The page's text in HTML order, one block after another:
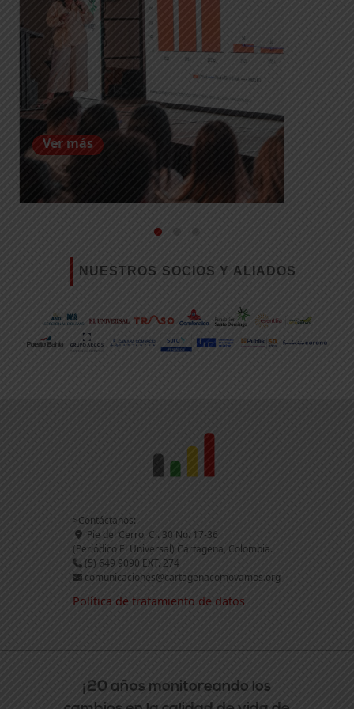
Ver más
NUESTROS SOCIOS Y ALIADOS
>Contáctanos:
Pie del Cerro, Cl. 30 No. 17-36
(Periódico El Universal) Cartagena, Colombia.
(5) 649 9090 EXT. 274
comunicaciones@cartagenacomovamos.org
Política de tratamiento de datos
¡20 años monitoreando los